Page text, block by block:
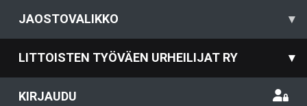
JAOSTOVALIKKO ▾
LITTOISTEN TYÖVÄEN URHEILIJAT RY ▾
KIRJAUDU